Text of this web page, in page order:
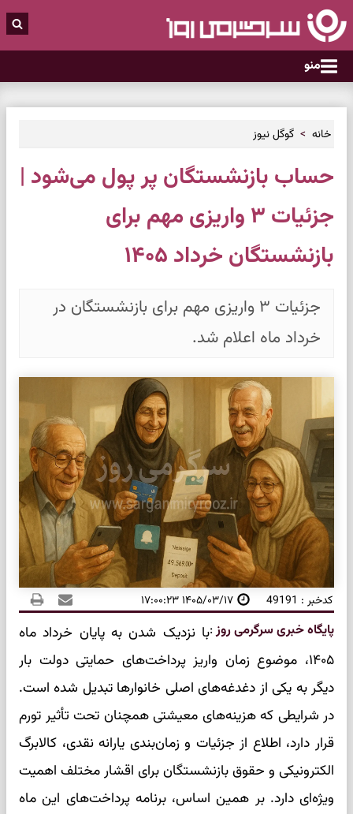
منو
خانه گوگل نیوز
حساب بازنشستگان پر پول می‌شود |
جزئیات ۳ واریزی مهم برای
بازنشستگان خرداد ۱۴۰۵
جزئیات ۳ واریزی مهم برای بازنشستگان در
خرداد ماه اعلام شد.
کدخبر : 49191 ۱۴۰۵/۰۳/۱۷ ۱۷:۰۰:۲۳
پایگاه خبری سرگرمی روز:با نزدیک شدن به پایان خرداد ماه
۱۴۰۵، موضوع زمان واریز پرداخت‌های حمایتی دولت بار
دیگر به یکی از دغدغه‌های اصلی خانوارها تبدیل شده است.
در شرایطی که هزینه‌های معیشتی همچنان تحت تأثیر تورم
قرار دارد، اطلاع از جزئیات و زمان‌بندی یارانه نقدی، کالابرگ
الکترونیکی و حقوق بازنشستگان برای اقشار مختلف اهمیت
ویژه‌ای دارد. بر همین اساس، برنامه پرداخت‌های این ماه